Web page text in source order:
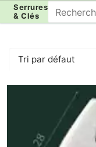
Aller
au
Serrures
& Clés
Rechercher
: